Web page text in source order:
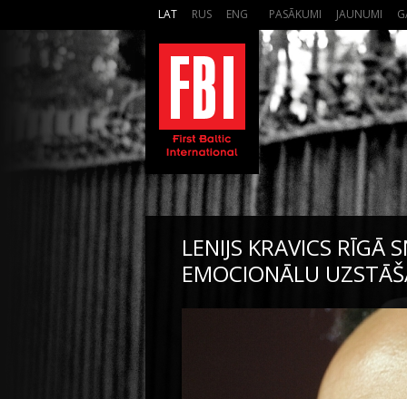
LAT RUS ENG PASĀKUMI JAUNUMI
LENIJS KRAVICS RĪGĀ
EMOCIONĀLU